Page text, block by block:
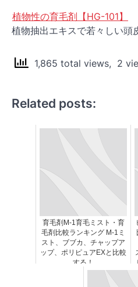
植物性の育毛剤【HG-101】
植物抽出エキスで若々しい頭
1,865 total views, 2
Related posts:
育毛剤M-1育毛ミスト・育
毛剤比較ランキング M-1ミ
スト、ブブカ、チャップア
ップ、ポリピュアEXと比較
する！